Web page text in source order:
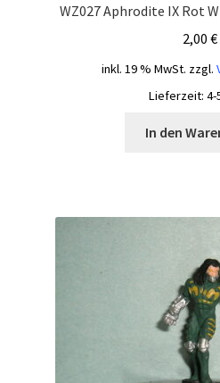
WZ027 Aphrodite IX Rot
2,00 €
inkl. 19 % MwSt. zzgl.
Lieferzeit: 4-
In den